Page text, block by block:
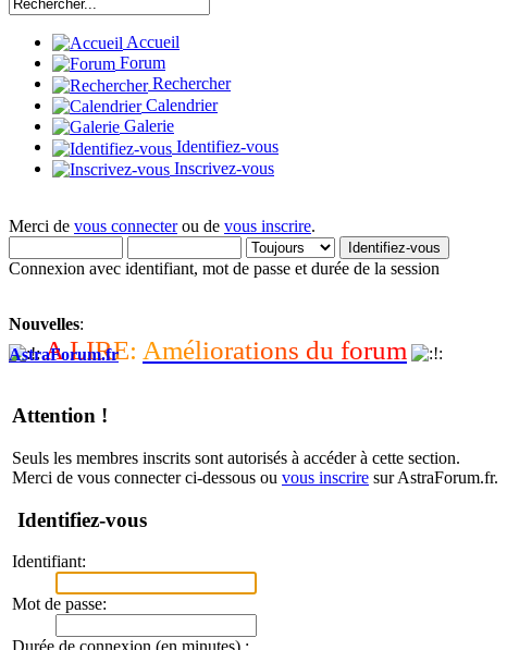
Accueil
Forum
Rechercher
Calendrier
Galerie
Identifiez-vous
Inscrivez-vous
Merci de vous connecterou de vous inscrire.
Connexion avec identifiant, mot de passe et durée de la session
Nouvelles:
A LIRE: Améliorations du forum
AstraForum.fr
Attention !
Seuls les membres inscrits sont autorisés à accéder à cette section.
Merci de vous connecter ci-dessous ou vous inscrire sur AstraForum.fr.
Identifiez-vous
Identifiant:
Mot de passe: